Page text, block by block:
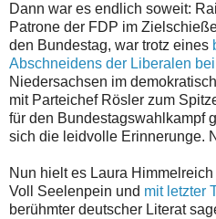
Dann war es endlich soweit:
Patrone der FDP im
den Bundestag, war trotz eines
Abschneidens der Liberalen
Niedersachsen im
mit Parteichef Rösler zum
für den Bundestagswahlkampf
sich die leidvolle Erinnerunge.
Nun hielt es Laura
Voll Seelenpein und mit letzter
berühmter deutscher Literat